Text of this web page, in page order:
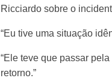
Ricciardo sobre o
“Eu tive uma situação
“Ele teve que passar
retorno.”